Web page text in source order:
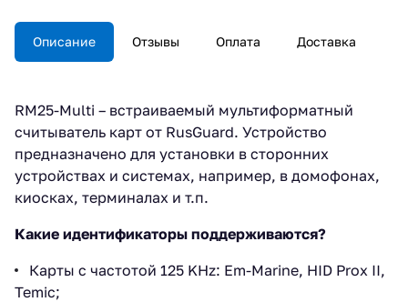
Описание Отзывы Оплата Доставка
RM25-Multi – встраиваемый мультиформатный
считыватель карт от RusGuard. Устройство
предназначено для установки в сторонних
устройствах и системах, например, в домофонах,
киосках, терминалах и т.п.
Какие идентификаторы поддерживаются?
Карты с частотой 125 KHz: Em-Marine, HID Prox II,
Temic;